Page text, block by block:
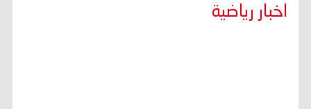
اخبار رياضية